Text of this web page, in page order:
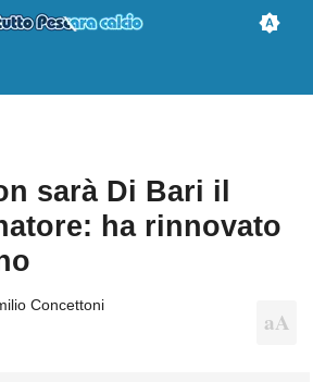
sarà Di Bari il
ha rinnovato
Concettoni